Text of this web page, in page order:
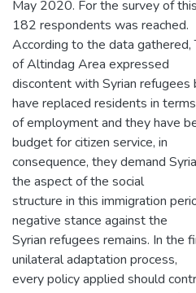
May 2020. For the survey of
182 respondents was reached.
According to the data gathered,
of Altindag Area expressed
discontent with Syrian refugees
have replaced residents in terms
of employment and they have
budget for citizen service, in
consequence, they demand
the aspect of the social
structure in this immigration
negative stance against the
Syrian refugees remains. In the
unilateral adaptation process,
every policy applied should